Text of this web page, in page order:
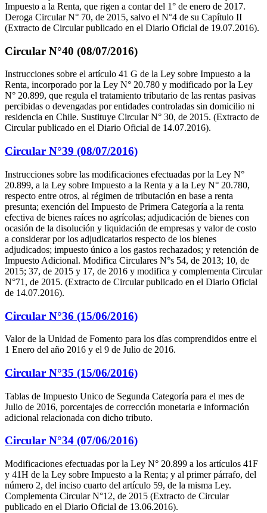
Impuesto a la Renta, que rigen a contar del 1° de enero de 2017.
Deroga Circular N° 70, de 2015, salvo el N°4 de su Capítulo II
(Extracto de Circular publicado en el Diario Oficial de 19.07.2016).
Circular N°40 (08/07/2016)
Instrucciones sobre el artículo 41 G de la Ley sobre Impuesto a la
Renta, incorporado por la Ley N° 20.780 y modificado por la Ley
N° 20.899, que regula el tratamiento tributario de las rentas pasivas
percibidas o devengadas por entidades controladas sin domicilio ni
residencia en Chile. Sustituye Circular N° 30, de 2015. (Extracto de
Circular publicado en el Diario Oficial de 14.07.2016).
Circular N°39 (08/07/2016)
Instrucciones sobre las modificaciones efectuadas por la Ley N°
20.899, a la Ley sobre Impuesto a la Renta y a la Ley N° 20.780,
respecto entre otros, al régimen de tributación en base a renta
presunta; exención del Impuesto de Primera Categoría a la renta
efectiva de bienes raíces no agrícolas; adjudicación de bienes con
ocasión de la disolución y liquidación de empresas y valor de costo
a considerar por los adjudicatarios respecto de los bienes
adjudicados; impuesto único a los gastos rechazados; y retención de
Impuesto Adicional. Modifica Circulares N°s 54, de 2013; 10, de
2015; 37, de 2015 y 17, de 2016 y modifica y complementa Circular
N°71, de 2015. (Extracto de Circular publicado en el Diario Oficial
de 14.07.2016).
Circular N°36 (15/06/2016)
Valor de la Unidad de Fomento para los días comprendidos entre el
1 Enero del año 2016 y el 9 de Julio de 2016.
Circular N°35 (15/06/2016)
Tablas de Impuesto Unico de Segunda Categoría para el mes de
Julio de 2016, porcentajes de corrección monetaria e información
adicional relacionada con dicho tributo.
Circular N°34 (07/06/2016)
Modificaciones efectuadas por la Ley N° 20.899 a los artículos 41F
y 41H de la Ley sobre Impuesto a la Renta; y al primer párrafo, del
número 2, del inciso cuarto del artículo 59, de la misma Ley.
Complementa Circular N°12, de 2015 (Extracto de Circular
publicado en el Diario Oficial de 13.06.2016).